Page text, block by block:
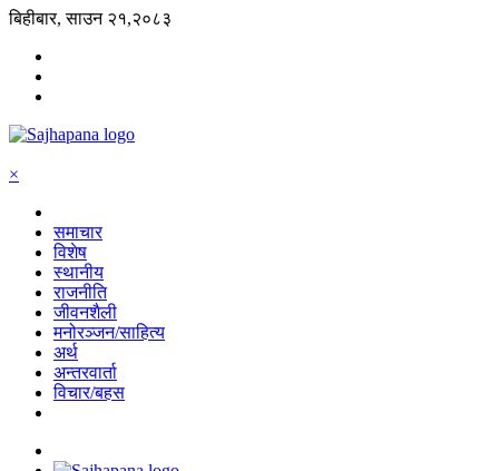
बिहीबार, साउन २१,२०८३
×
समाचार
विशेष
स्थानीय
राजनीति
जीवनशैली
मनोरञ्जन/साहित्य
अर्थ
अन्तरवार्ता
विचार/बहस